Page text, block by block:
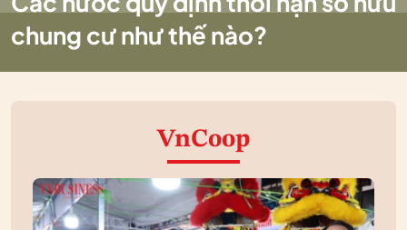
chung cư như thế nào?
VnCoop